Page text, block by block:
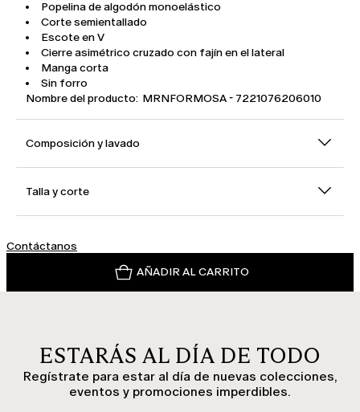
Popelina de algodón monoelástico
Corte semientallado
Escote en V
Cierre asimétrico cruzado con fajín en el lateral
Manga corta
Sin forro
Nombre del producto: MRNFORMOSA - 7221076206010
Composición y lavado
Talla y corte
Contáctanos
AÑADIR AL CARRITO
ESTARÁS AL DÍA DE TODO
Regístrate para estar al día de nuevas colecciones,
eventos y promociones imperdibles.